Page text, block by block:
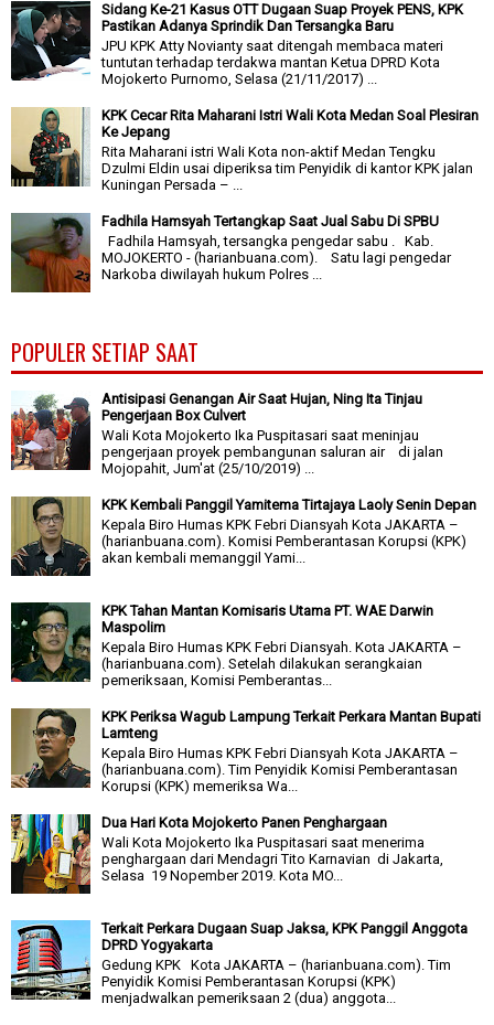
Sidang Ke-21 Kasus OTT Dugaan Suap Proyek PENS, KPK
Pastikan Adanya Sprindik Dan Tersangka Baru
JPU KPK Atty Novianty saat ditengah membaca materi
tuntutan terhadap terdakwa mantan Ketua DPRD Kota
Mojokerto Purnomo, Selasa (21/11/2017) ...
KPK Cecar Rita Maharani Istri Wali Kota Medan Soal Plesiran
Ke Jepang
Rita Maharani istri Wali Kota non-aktif Medan Tengku
Dzulmi Eldin usai diperiksa tim Penyidik di kantor KPK jalan
Kuningan Persada – ...
Fadhila Hamsyah Tertangkap Saat Jual Sabu Di SPBU
Fadhila Hamsyah, tersangka pengedar sabu . Kab.
MOJOKERTO - (harianbuana.com). Satu lagi pengedar
Narkoba diwilayah hukum Polres ...
POPULER SETIAP SAAT
Antisipasi Genangan Air Saat Hujan, Ning Ita Tinjau
Pengerjaan Box Culvert
Wali Kota Mojokerto Ika Puspitasari saat meninjau
pengerjaan proyek pembangunan saluran air di jalan
Mojopahit, Jum'at (25/10/2019) ...
KPK Kembali Panggil Yamitema Tirtajaya Laoly Senin Depan
Kepala Biro Humas KPK Febri Diansyah Kota JAKARTA –
(harianbuana.com). Komisi Pemberantasan Korupsi (KPK)
akan kembali memanggil Yami...
KPK Tahan Mantan Komisaris Utama PT. WAE Darwin
Maspolim
Kepala Biro Humas KPK Febri Diansyah. Kota JAKARTA –
(harianbuana.com). Setelah dilakukan serangkaian
pemeriksaan, Komisi Pemberantas...
KPK Periksa Wagub Lampung Terkait Perkara Mantan Bupati
Lamteng
Kepala Biro Humas KPK Febri Diansyah Kota JAKARTA –
(harianbuana.com). Tim Penyidik Komisi Pemberantasan
Korupsi (KPK) memeriksa Wa...
Dua Hari Kota Mojokerto Panen Penghargaan
Wali Kota Mojokerto Ika Puspitasari saat menerima
penghargaan dari Mendagri Tito Karnavian di Jakarta,
Selasa 19 Nopember 2019. Kota MO...
Terkait Perkara Dugaan Suap Jaksa, KPK Panggil Anggota
DPRD Yogyakarta
Gedung KPK Kota JAKARTA – (harianbuana.com). Tim
Penyidik Komisi Pemberantasan Korupsi (KPK)
menjadwalkan pemeriksaan 2 (dua) anggota...